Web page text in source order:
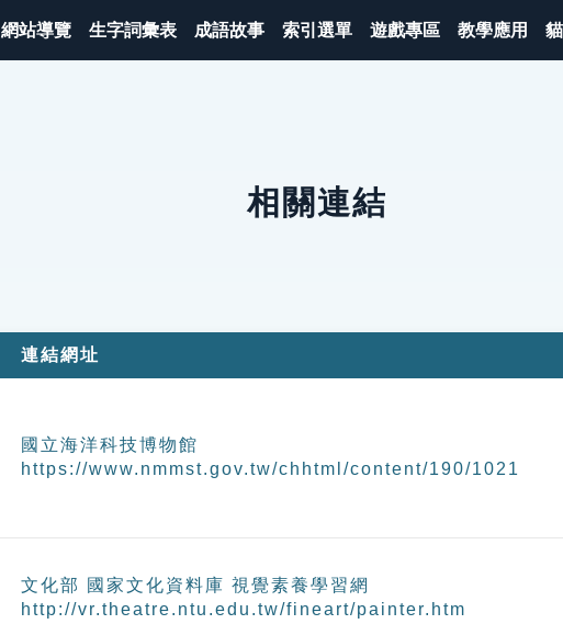
網站導覽 生字詞彙表 成語故事 索引選單 遊戲專區 教學應用
相關連結
連結網址
國立海洋科技博物館
https://www.nmmst.gov.tw/chhtml/content/190/1021
文化部 國家文化資料庫 視覺素養學習網
http://vr.theatre.ntu.edu.tw/fineart/painter.htm